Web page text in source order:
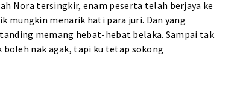
Nora tersingkir, enam peserta telah berjaya ke
mungkin menarik hati para juri. Dan yang
memang hebat-hebat belaka. Sampai tak
boleh nak agak, tapi ku tetap sokong